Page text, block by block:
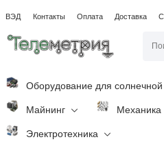
ВЭД Контакты Оплата Доставка
Оборудование для солнечной
Майнинг Механика
Электротехника